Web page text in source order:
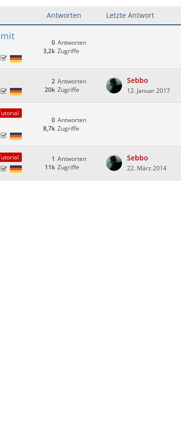
Antworten Letzte Antwort
Antworten
0
Zugriffe
3,2k
Antworten
2
Zugriffe
20k
Sebbo
12. Januar 2017
Antworten
0
Zugriffe
8,7k
Antworten
1
Zugriffe
11k
Sebbo
22. März 2014